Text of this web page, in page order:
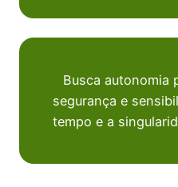
Busca autonomia
segurança e
tempo e a